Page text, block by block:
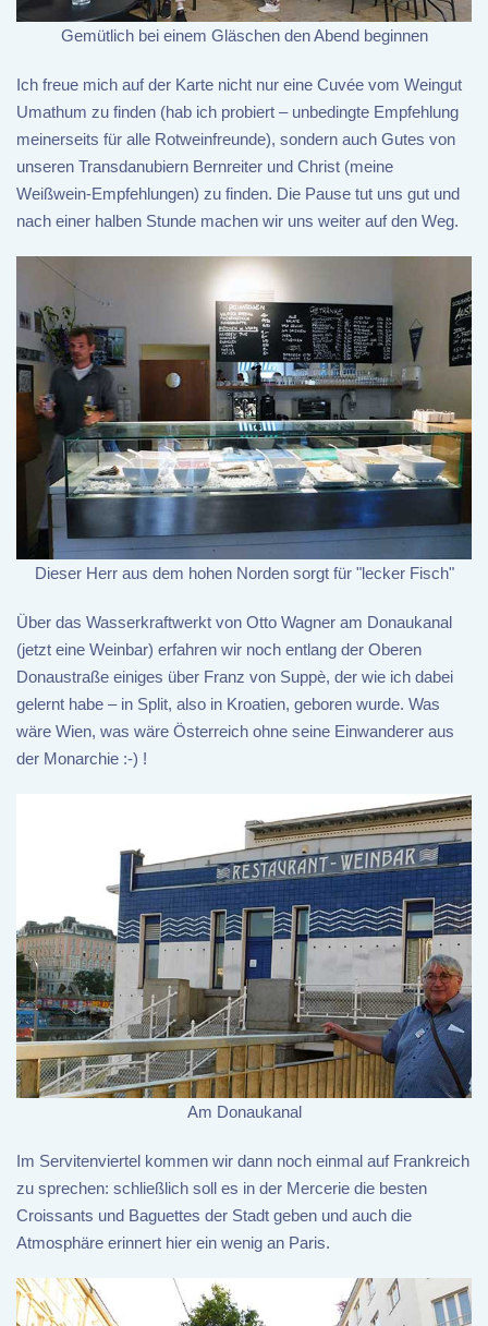
Gemütlich bei einem Gläschen den Abend beginnen
Ich freue mich auf der Karte nicht nur eine Cuvée vom Weingut
Umathum zu finden (hab ich probiert – unbedingte Empfehlung
meinerseits für alle Rotweinfreunde), sondern auch Gutes von
unseren Transdanubiern Bernreiter und Christ (meine
Weißwein-Empfehlungen) zu finden. Die Pause tut uns gut und
nach einer halben Stunde machen wir uns weiter auf den Weg.
Dieser Herr aus dem hohen Norden sorgt für "lecker Fisch"
Über das Wasserkraftwerkt von Otto Wagner am Donaukanal
(jetzt eine Weinbar) erfahren wir noch entlang der Oberen
Donaustraße einiges über Franz von Suppè, der wie ich dabei
gelernt habe – in Split, also in Kroatien, geboren wurde. Was
wäre Wien, was wäre Österreich ohne seine Einwanderer aus
der Monarchie :-) !
Am Donaukanal
Im Servitenviertel kommen wir dann noch einmal auf Frankreich
zu sprechen: schließlich soll es in der Mercerie die besten
Croissants und Baguettes der Stadt geben und auch die
Atmosphäre erinnert hier ein wenig an Paris.